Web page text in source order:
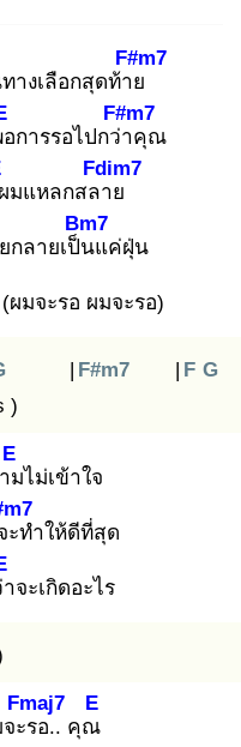
ทางเลือกสุดท้าย
F#m7
การรอไปกว่า
F#m7
คุณ
มแหลกสลา
Fdim7
ย
กลายเป็น
Bm7
แค่ฝุ่น
มจะรอ ผมจะรอ)
| F#m7 | F G
)
ม
E
ไม่เข้าใจ
ะทำให้ดีที่สุด
จะเกิดอะไร
ะร
Fmaj7
อ.. คุณ
E